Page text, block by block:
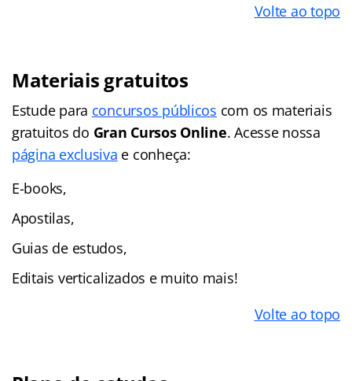
Volte ao topo
Materiais gratuitos
Estude para concursos públicos com os materiais
gratuitos do Gran Cursos Online. Acesse nossa
página exclusiva e conheça:
E-books,
Apostilas,
Guias de estudos,
Editais verticalizados e muito mais!
Volte ao topo